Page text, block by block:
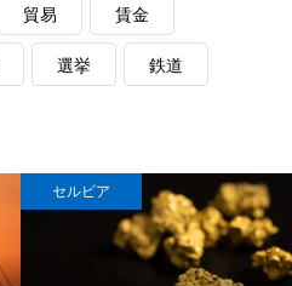
貿易 賃金
選挙 鉄道
セルビア